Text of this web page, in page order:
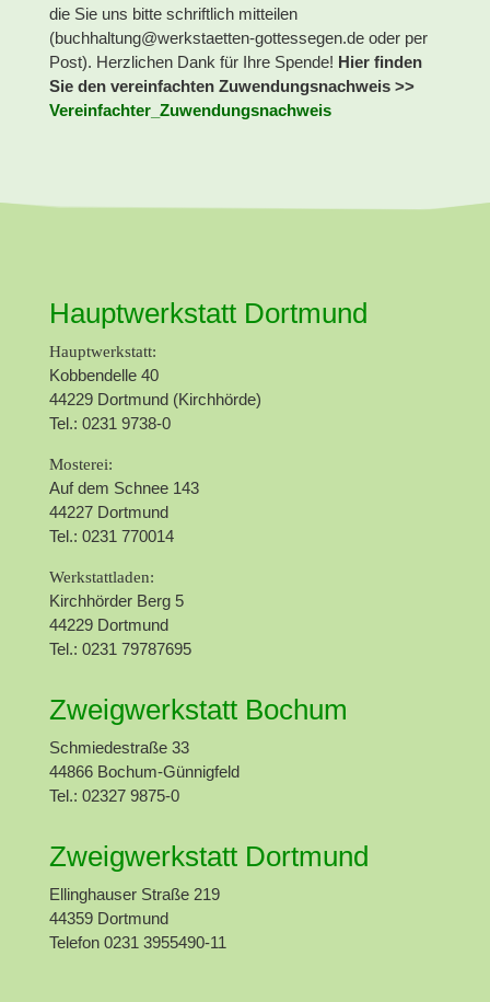
die Sie uns bitte schriftlich mitteilen
(buchhaltung@werkstaetten-gottessegen.deoder per
Post). Herzlichen Dank für Ihre Spende! Hier finden
Sie den vereinfachten Zuwendungsnachweis >>
Vereinfachter_Zuwendungsnachweis
Hauptwerkstatt Dortmund
Hauptwerkstatt:
Kobbendelle 40
44229 Dortmund (Kirchhörde)
Tel.: 0231 9738-0
Mosterei:
Auf dem Schnee 143
44227 Dortmund
Tel.: 0231 770014
Werkstattladen:
Kirchhörder Berg 5
44229 Dortmund
Tel.: 0231 79787695
Zweigwerkstatt Bochum
Schmiedestraße 33
44866 Bochum-Günnigfeld
Tel.: 02327 9875-0
Zweigwerkstatt Dortmund
Ellinghauser Straße 219
44359 Dortmund
Telefon 0231 3955490-11